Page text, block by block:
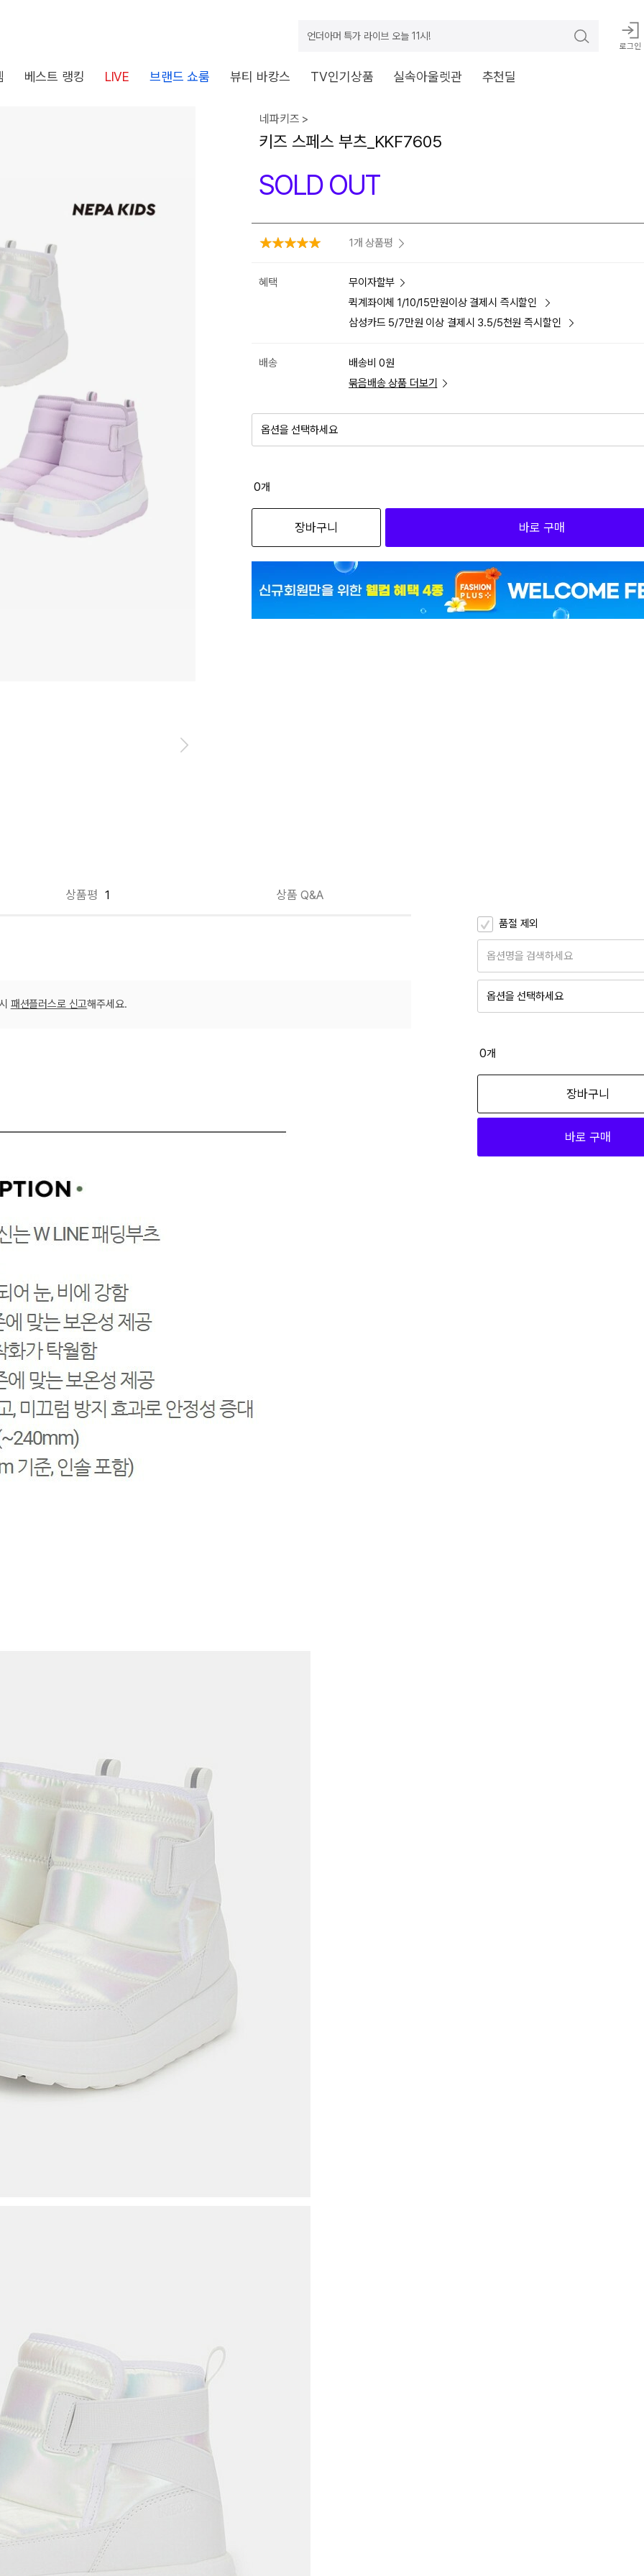
언더아머 특가 라이브 오늘 11시!
로그인
베스트 랭킹 LIVE 브랜드 쇼룸 뷰티 바캉스 TV인기상품 실속아울렛관 추천딜
장바구니 쿠폰
가능 쿠폰
전체 다운로드
습니다.
품이에요
떠세요?
네파키즈 >
키즈 스페스 부츠_KKF7605
SOLD OUT
1개 상품평
혜택
무이자할부
퀵계좌이체 1/10/15만원이상 결제시 즉시할인
삼성카드 5/7만원 이상 결제시 3.5/5천원 즉시할인
배송
배송비 0원
묶음배송 상품 더보기
옵션을 선택하세요
0개
장바구니 바로 구매
상품평 1 상품 Q&A
품절 제외
옵션명을 검색하세요
옵션을 선택하세요
0개
장바구니
바로 구매